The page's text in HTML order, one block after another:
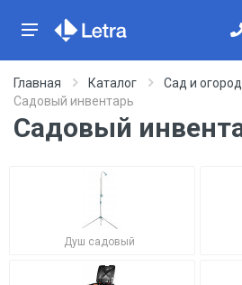
Главная Каталог
Сад и огород
Садовый инвентарь
Садовый
Душ садовый